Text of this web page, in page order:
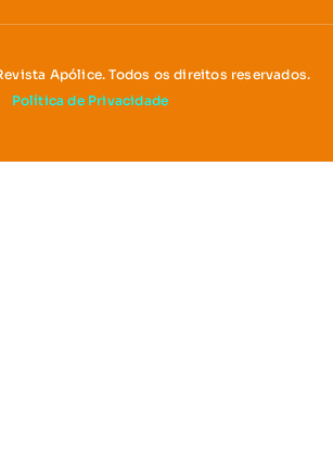
Apólice. Todos os direitos reservados.
Política de Privacidade